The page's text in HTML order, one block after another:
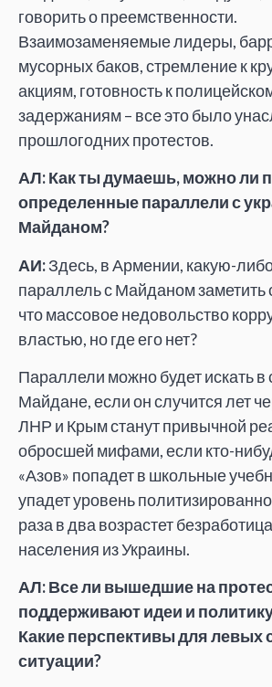
говорить о преемственности.
Взаимозаменяемые лидеры,
мусорных баков, стремление к
акциям, готовность к
задержаниям – все это было
прошлогодних протестов.
АЛ: Как ты думаешь, можно ли
определенные параллели с
Майданом?
АИ:Здесь, в Армении, какую-
параллель с Майданом заметить
что массовое недовольство
властью, но где его нет?
Параллели можно будет искать
Майдане, если он случится лет
ЛНР и Крым станут привычной
обросшей мифами, если кто-
«Азов» попадет в школьные
упадет уровень
раза в два возрастет
населения из Украины.
АЛ: Все ли вышедшие на
поддерживают идеи и
Какие перспективы для левых
ситуации?